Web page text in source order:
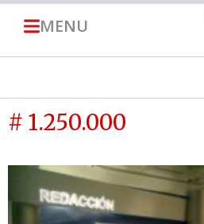
MENU
# 1.250.000